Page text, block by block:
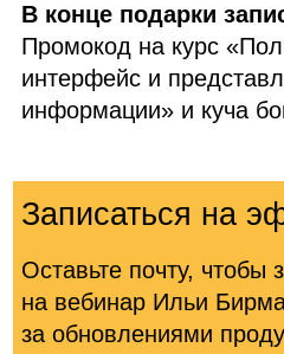
В конце подарки
Промокод на курс
интерфейс и
информации» и куча
Записаться на
Оставьте почту, чтобы
на вебинар Ильи
за обновлениями